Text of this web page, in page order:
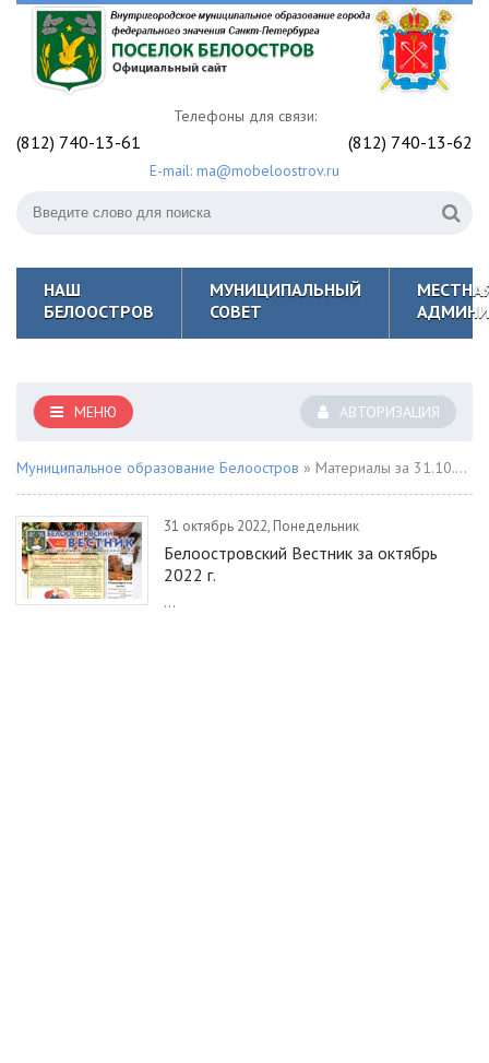
Телефоны для связи:
(812) 740-13-61 (812) 740-13-62
E-mail: ma@mobeloostrov.ru
НАШ
БЕЛООСТРОВ
МУНИЦИПАЛЬНЫЙ
СОВЕТ
АВТОРИЗАЦИЯ
МЕНЮ
Муниципальное образование Белоостров » Материалы за 31.10.2022
31 октябрь 2022, Понедельник
Белоостровский Вестник за октябрь
2022 г.
...